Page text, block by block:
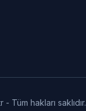
Tüm hakları saklıdır.